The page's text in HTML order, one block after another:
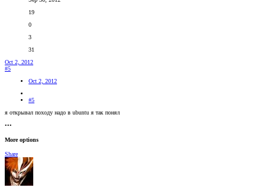
19
0
3
31
Oct 2, 2012
#5
Oct 2, 2012
#5
я открывал походу надо в ubuntu я так понял
•••
More options
Share